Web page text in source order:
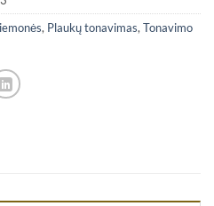
, Plaukų tonavimas, Tonavimo